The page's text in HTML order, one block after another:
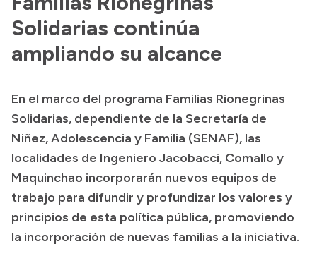
Normativa
Presupuesto
Boletín Oficial
Compras y licitaciones
Consulta de expedientes
Consulta de pago a proveedores
Convocatorias
Intranet
Solidarias continúa
ampliando su alcance
En el marco del programa Familias Rionegrinas
Solidarias, dependiente de la Secretaría de
Niñez, Adolescencia y Familia (SENAF), las
localidades de Ingeniero Jacobacci, Comallo y
Maquinchao incorporarán nuevos equipos de
trabajo para difundir y profundizar los valores y
principios de esta política pública, promoviendo
la incorporación de nuevas familias a la iniciativa.